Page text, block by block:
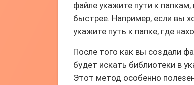
файле укажите пути к
быстрее. Например, если вы
укажите путь к папке, где
После того как вы создали
будет искать библиотеки в
Этот метод особенно